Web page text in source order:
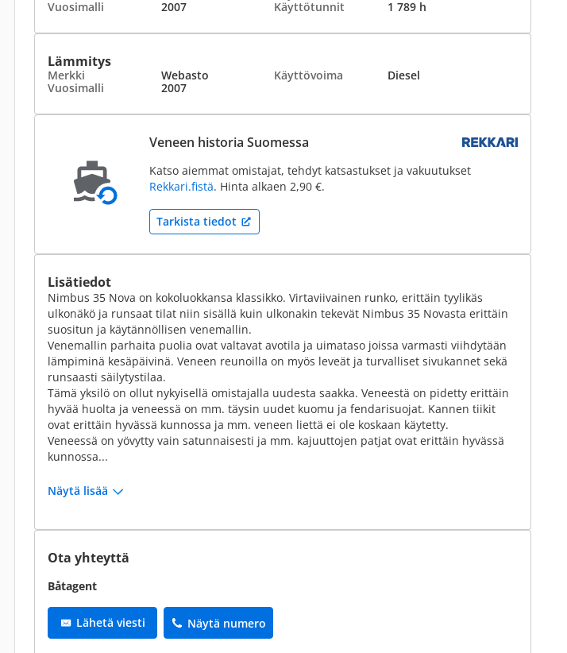
Vuosimalli
2007 Käyttötunnit 1 789 h
Lämmitys
Merkki Webasto Käyttövoima
Diesel
Vuosimalli
2007
Veneen historia Suomessa
Katso aiemmat omistajat, tehdyt katsastukset ja vakuutukset
Rekkari.fistä. Hinta alkaen 2,90 €.
Tarkista tiedot
Lisätiedot
Nimbus 35 Nova on kokoluokkansa klassikko. Virtaviivainen runko, erittäin tyylikäs
ulkonäkö ja runsaat tilat niin sisällä kuin ulkonakin tekevät Nimbus 35 Novasta erittäin
suositun ja käytännöllisen venemallin.
Venemallin parhaita puolia ovat valtavat avotila ja uimataso joissa varmasti viihdytään
lämpiminä kesäpäivinä. Veneen reunoilla on myös leveät ja turvalliset sivukannet sekä
runsaasti säilytystilaa.
Tämä yksilö on ollut nykyisellä omistajalla uudesta saakka. Veneestä on pidetty erittäin
hyvää huolta ja veneessä on mm. täysin uudet kuomu ja fendarisuojat. Kannen tiikit
ovat erittäin hyvässä kunnossa ja mm. veneen liettä ei ole koskaan käytetty.
Veneessä on yövytty vain satunnaisesti ja mm. kajuuttojen patjat ovat erittäin hyvässä
kunnossa...
Näytä lisää
Ota yhteyttä
Båtagent
Lähetä viesti Näytä numero